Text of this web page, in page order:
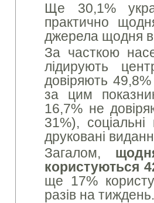
Ще 30,1%
практично
джерела щодня
За часткою
лідирують
довіряють
за цим
16,7% не
31%),
друковані
Загалом,
користуються
ще 17%
разів на тиждень.